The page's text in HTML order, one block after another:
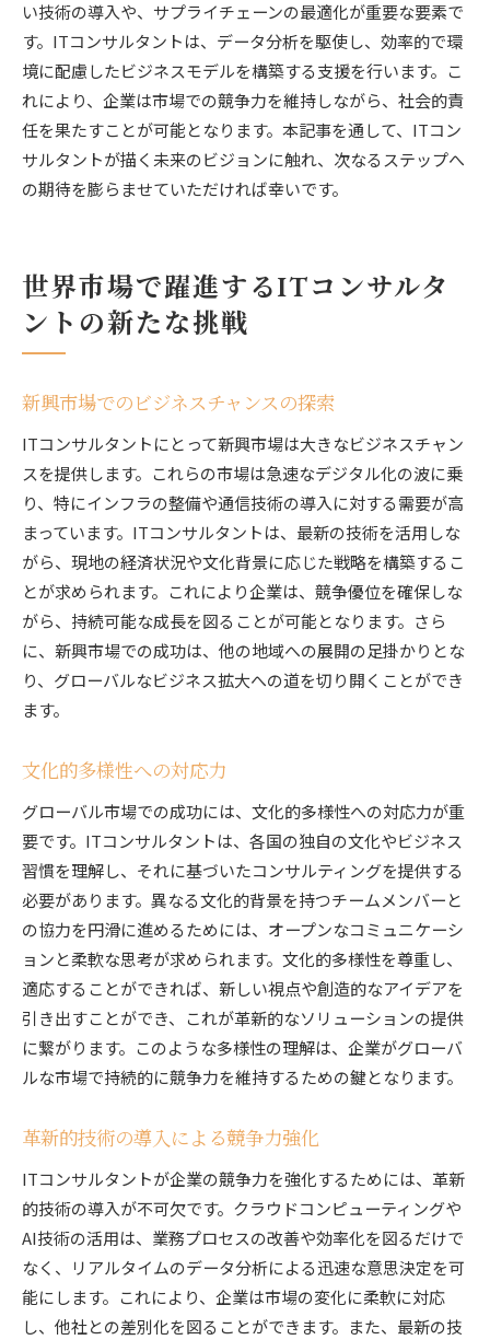
い技術の導入や、サプライチェーンの最適化が重要な要素で
す。ITコンサルタントは、データ分析を駆使し、効率的で環
境に配慮したビジネスモデルを構築する支援を行います。こ
れにより、企業は市場での競争力を維持しながら、社会的責
任を果たすことが可能となります。本記事を通して、ITコン
サルタントが描く未来のビジョンに触れ、次なるステップへ
の期待を膨らませていただければ幸いです。
世界市場で躍進するITコンサルタ
ントの新たな挑戦
新興市場でのビジネスチャンスの探索
ITコンサルタントにとって新興市場は大きなビジネスチャン
スを提供します。これらの市場は急速なデジタル化の波に乗
り、特にインフラの整備や通信技術の導入に対する需要が高
まっています。ITコンサルタントは、最新の技術を活用しな
がら、現地の経済状況や文化背景に応じた戦略を構築するこ
とが求められます。これにより企業は、競争優位を確保しな
がら、持続可能な成長を図ることが可能となります。さら
に、新興市場での成功は、他の地域への展開の足掛かりとな
り、グローバルなビジネス拡大への道を切り開くことができ
ます。
文化的多様性への対応力
グローバル市場での成功には、文化的多様性への対応力が重
要です。ITコンサルタントは、各国の独自の文化やビジネス
習慣を理解し、それに基づいたコンサルティングを提供する
必要があります。異なる文化的背景を持つチームメンバーと
の協力を円滑に進めるためには、オープンなコミュニケーシ
ョンと柔軟な思考が求められます。文化的多様性を尊重し、
適応することができれば、新しい視点や創造的なアイデアを
引き出すことができ、これが革新的なソリューションの提供
に繋がります。このような多様性の理解は、企業がグローバ
ルな市場で持続的に競争力を維持するための鍵となります。
革新的技術の導入による競争力強化
ITコンサルタントが企業の競争力を強化するためには、革新
的技術の導入が不可欠です。クラウドコンピューティングや
AI技術の活用は、業務プロセスの改善や効率化を図るだけで
なく、リアルタイムのデータ分析による迅速な意思決定を可
能にします。これにより、企業は市場の変化に柔軟に対応
し、他社との差別化を図ることができます。また、最新の技